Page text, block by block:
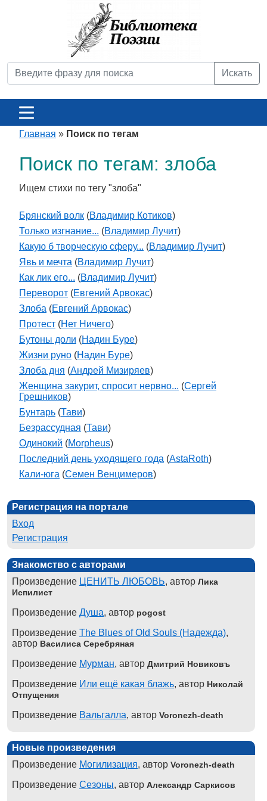
Искать
Главная » Поиск по тегам
Поиск по тегам: злоба
Ищем стихи по тегу "злоба"
Брянский волк (Владимир Котиков)
Только изгнание... (Владимир Лучит)
Какую б творческую сферу... (Владимир Лучит)
Явь и мечта (Владимир Лучит)
Как лик его... (Владимир Лучит)
Переворот (Евгений Арвокас)
Злоба (Евгений Арвокас)
Протест (Нет Ничего)
Бутоны доли (Надин Буре)
Жизни руно (Надин Буре)
Злоба дня (Андрей Мизиряев)
Женщина закурит, спросит нервно... (Сергей
Грешников)
Бунтарь (Тави)
Безрассудная (Тави)
Одинокий (Morpheus)
Последний день уходящего года (AstaRoth)
Кали-юга (Семен Венцимеров)
Регистрация на портале
Вход
Регистрация
Знакомство с авторами
Произведение ЦЕНИТЬ ЛЮБОВЬ, автор Лика
Испилист
Произведение Душа, автор pogost
Произведение The Blues of Old Souls (Надежда),
автор Василиса Серебряная
Произведение Мурман, автор Дмитрий Новиковъ
Произведение Или ещё какая блажь, автор Николай
Отпущения
Произведение Вальгалла, автор Voronezh-death
Новые произведения
Произведение Могилизация, автор Voronezh-death
Произведение Сезоны, автор Александр Саркисов